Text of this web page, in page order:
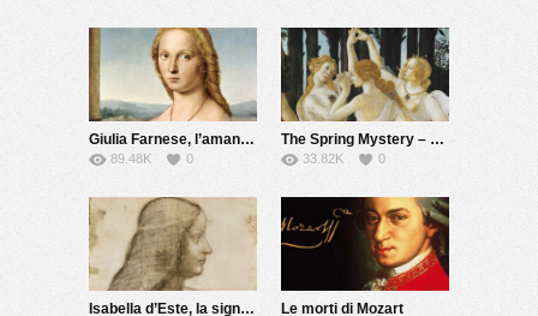
Giulia Farnese, l’amante del Papa
89.48K 0
The Spring Mystery – The Botticelli’s lover
33.82K 0
Isabella d’Este, la signora del Rinascimento Le morti di Mozart